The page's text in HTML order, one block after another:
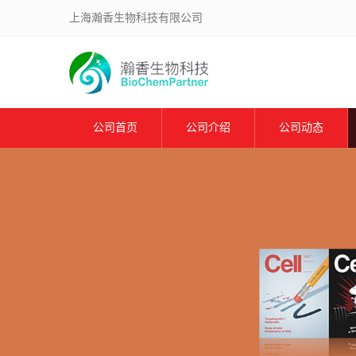
上海瀚香生物科技有限公司
公司首页 公司介绍 公司动态